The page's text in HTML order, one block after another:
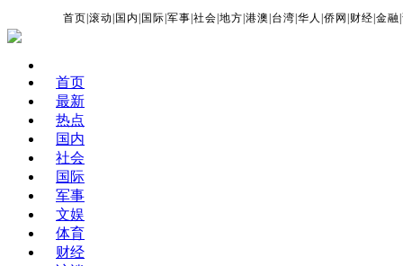
首页 |滚动 国内 国际 |军事 |社会 |地方 |港澳 台湾 |华人 |侨网 财经 |金融 |
首页
最新
热点
国内
社会
国际
军事
文娱
体育
财经